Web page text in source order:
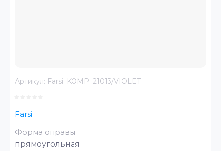
Артикул: Farsi_KOMP_21013/VIOLET
Farsi
Форма оправы
прямоугольная